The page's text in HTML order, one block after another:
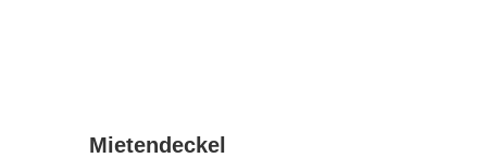
Mietendeckel